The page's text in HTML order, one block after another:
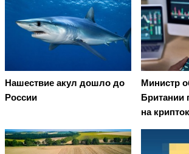
Нашествие акул дошло до
России
Министр
Британии
на